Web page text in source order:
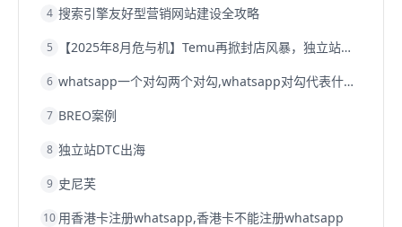
4 搜索引擎友好型营销网站建设全攻略
5 【2025年8月危与机】Temu再掀封店风暴，独立站才是跨境卖家的避险通道
6 whatsapp一个对勾两个对勾,whatsapp对勾代表什么意思
7 BREO案例
8 独立站DTC出海
9 史尼芙
10 用香港卡注册whatsapp,香港卡不能注册whatsapp